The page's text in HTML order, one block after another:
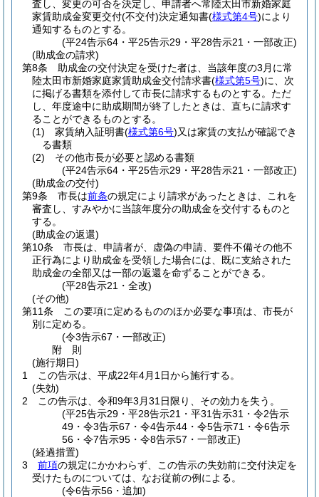
査し、変更の可否を決定し、申請者へ常陸太田市新婚家庭
家賃助成金変更交付(不交付)決定通知書(様式第4号)により
通知するものとする。
(平24告示64・平25告示29・平28告示21・一部改正)
(助成金の請求)
第8条
助成金の交付決定を受けた者は、当該年度の3月に常
陸太田市新婚家庭家賃助成金交付請求書(様式第5号)に、次
に掲げる書類を添付して市長に請求するものとする。 ただ
し、年度途中に助成期間が終了したときは、直ちに請求す
ることができるものとする。
(1)
家賃納入証明書(様式第6号)又は家賃の支払が確認でき
る書類
(2)
その他市長が必要と認める書類
(平24告示64・平25告示29・平28告示21・一部改正)
(助成金の交付)
第9条
市長は前条の規定により請求があったときは、これを
審査し、すみやかに当該年度分の助成金を交付するものと
する。
(助成金の返還)
第10条
市長は、申請者が、虚偽の申請、要件不備その他不
正行為により助成金を受領した場合には、既に支給された
助成金の全部又は一部の返還を命ずることができる。
(平28告示21・全改)
(その他)
第11条
この要項に定めるもののほか必要な事項は、市長が
別に定める。
(令3告示67・一部改正)
附 則
(施行期日)
1
この告示は、平成22年4月1日から施行する。
(失効)
2
この告示は、令和9年3月31日限り、その効力を失う。
(平25告示29・平28告示21・平31告示31・令2告示
49・令3告示67・令4告示44・令5告示71・令6告示
56・令7告示95・令8告示57・一部改正)
(経過措置)
3
前項の規定にかかわらず、この告示の失効前に交付決定を
受けたものについては、なお従前の例による。
(令6告示56・追加)